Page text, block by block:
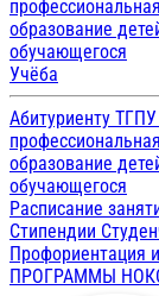
образование
обучающегося
Учёба
Абитуриенту ТГПУ
образование
обучающегося
Расписание
Стипендии
Профориентация
ПРОГРАММЫ